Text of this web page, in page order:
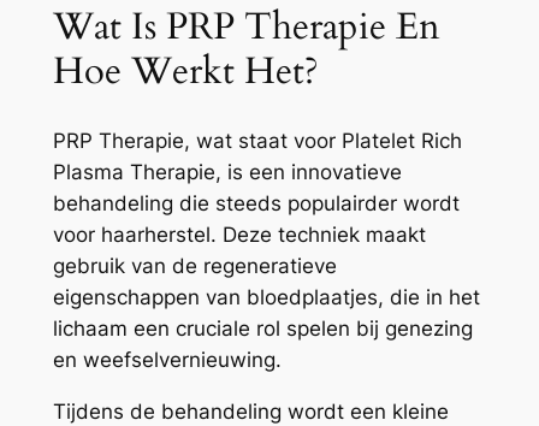
Wat Is PRP Therapie En
Hoe Werkt Het?
PRP Therapie, wat staat voor Platelet Rich
Plasma Therapie, is een innovatieve
behandeling die steeds populairder wordt
voor haarherstel. Deze techniek maakt
gebruik van de regeneratieve
eigenschappen van bloedplaatjes, die in het
lichaam een cruciale rol spelen bij genezing
en weefselvernieuwing.
Tijdens de behandeling wordt een kleine